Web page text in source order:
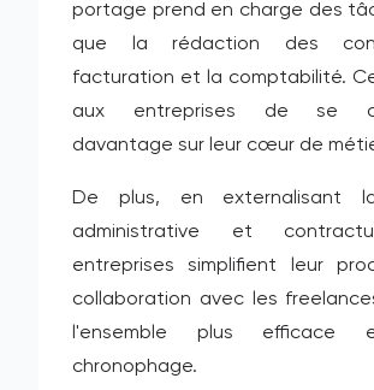
portage prend en charge des
que la rédaction des
facturation et la comptabilité.
aux entreprises de se
davantage sur leur cœur de
De plus, en externalisant
administrative et
entreprises simplifient leur
collaboration avec les
l'ensemble plus efficace
chronophage.